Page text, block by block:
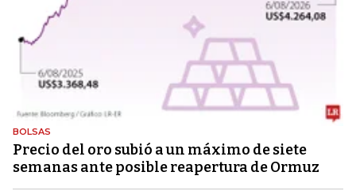
BOLSAS
Precio del oro subió a un máximo de siete
semanas ante posible reapertura de Ormuz